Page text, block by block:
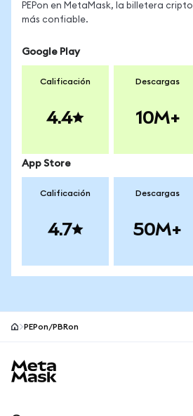
PEPon en MetaMask, la billetera cripto
más confiable.
Google Play
Calificación
4.4
Descargas
10M+
App Store
Calificación
4.7
Descargas
50M+
PEPon/PBRon